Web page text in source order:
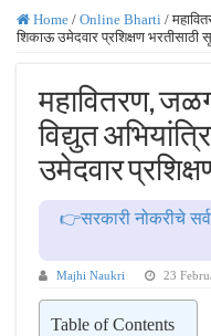
ISRO मध्ये
सरकारी
JEE च्या
MPSC गट -क
सर्वोच्च
IBPS द्वारे
महाराष्ट्रात
खुशखबर ! नागपूर
Home / Online Bharti /
शिकाऊ उमेदवार प्रशिक्षण भरतीसाठी
महावितरण,
विद्युत
उमेदवार
👉सरकारी नोकरीचे
Majhi Naukri 23
Table of Contents